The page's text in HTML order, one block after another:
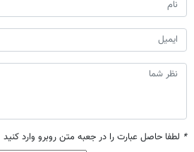
* لطفا حاصل عبارت را در جعبه متن روبرو وارد کنید